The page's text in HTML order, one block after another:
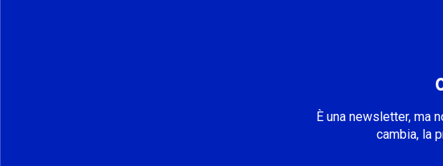
È una newsletter, ma
cambia, la